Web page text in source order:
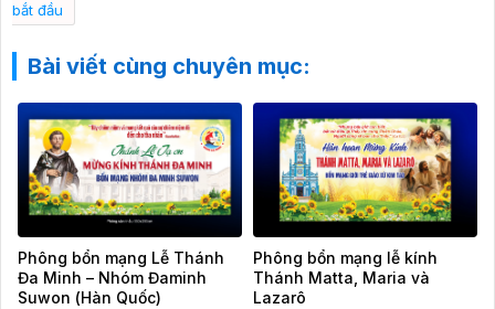
bắt đầu
Bài viết cùng chuyên mục:
Phông bổn mạng Lễ Thánh
Đa Minh – Nhóm Đaminh
Suwon (Hàn Quốc)
Phông bổn mạng lễ kính
Thánh Matta, Maria và
Lazarô